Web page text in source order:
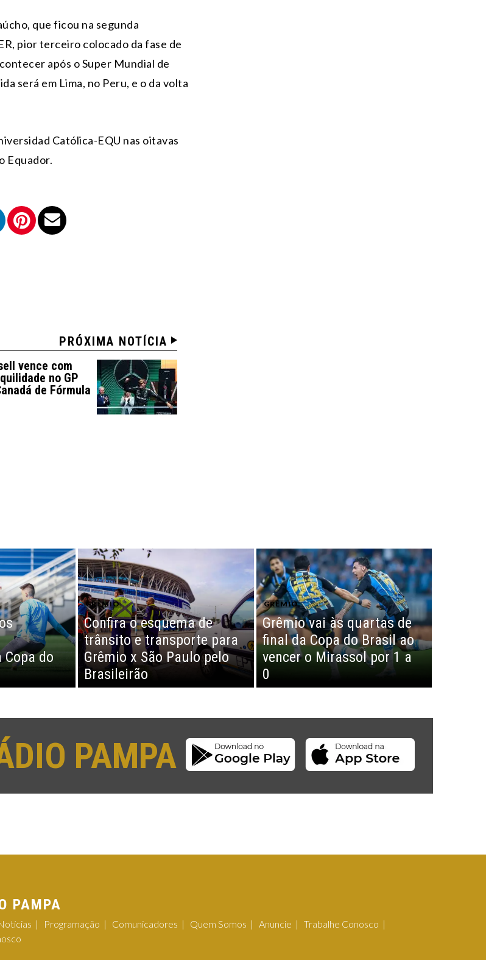
que ficou na segunda
pior terceiro colocado da fase de
após o Super Mundial de
será em Lima, no Peru, e o da volta
Católica-EQU nas oitavas
Equador.
PRÓXIMA NOTÍCIA
vence com
no GP
de Fórmula
do
GRÊMIO
Confira o esquema de
trânsito e transporte para
Grêmio x São Paulo pelo
Brasileirão
GRÊMIO
Grêmio vai às quartas de
final da Copa do Brasil ao
vencer o Mirassol por 1 a
0
PAMPA
PAMPA
Programação Comunicadores Quem Somos Anuncie
Trabalhe Conosco